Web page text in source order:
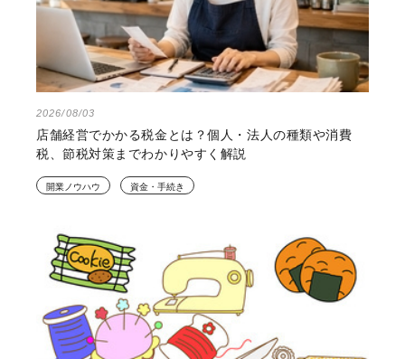
2026/08/03
店舗経営でかかる税金とは？個人・法人の種類や消費
税、節税対策までわかりやすく解説
開業ノウハウ 資金・手続き